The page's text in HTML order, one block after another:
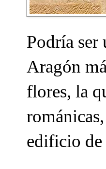
Podría
Aragón
flores, la
edificio de